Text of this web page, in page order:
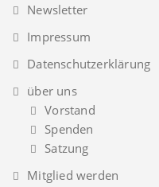
Newsletter
Impressum
Datenschutzerklärung
über uns
Vorstand
Spenden
Satzung
Mitglied werden